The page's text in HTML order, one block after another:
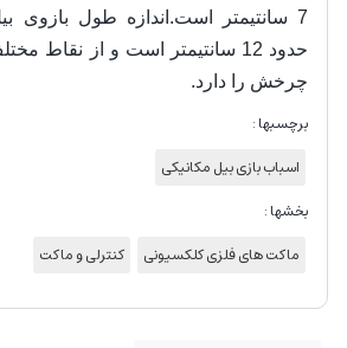
7 سانتیمتر است.اندازه طول بازوی
حدود 12 سانتیمتر است و از نقاط
چرخش را دارد.
برچسبها :
اسباب بازی بیل مکانیکی
بخشها :
ماکت های فلزی کلکسیونی
کنترلی و ماکت